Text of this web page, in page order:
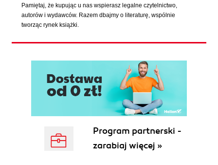
Pamiętaj, że kupując u nas wspierasz legalne czytelnictwo,
autorów i wydawców. Razem dbajmy o literaturę, wspólnie
tworząc rynek książki.
Program partnerski -
zarabiaj więcej »